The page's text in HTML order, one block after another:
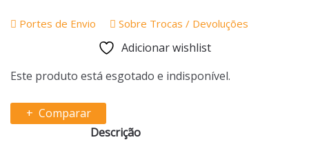
Portes de Envio Sobre Trocas / Devoluções
Adicionar wishlist
Este produto está esgotado e indisponível.
Comparar
Descrição